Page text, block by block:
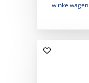
winkelwagen